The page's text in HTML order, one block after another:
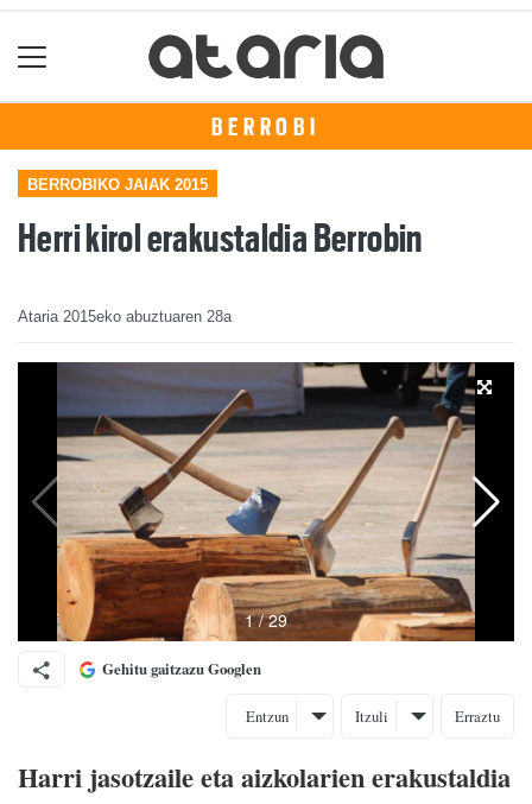
BERROBI
BERROBIKO JAIAK 2015
Herri kirol erakustaldia Berrobin
Ataria 2015eko abuztuaren 28a
Gehitu gaitzazu Googlen
Entzun Itzuli Erraztu
Harri jasotzaile eta aizkolarien erakustaldia